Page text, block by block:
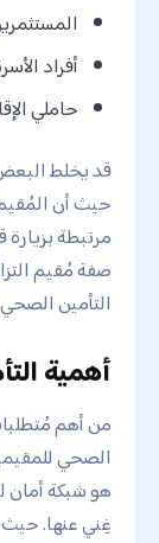
أفراد
حاملي
قد يخلط
حيث أن
مرتبطة
صفة مُقيم
التأمين
أهمية
من أهم
الصحي
هو شبكة أمان
غِني عنها.